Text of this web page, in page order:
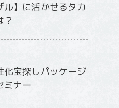
ル】に活かせるタカ
？
化宝探しパッケージ
ミナー